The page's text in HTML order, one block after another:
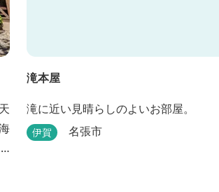
滝本屋
滝に近い見晴らしのよいお部屋。
伊賀 名張市